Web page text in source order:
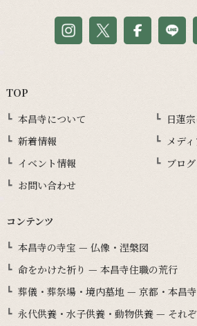
TOP
本昌寺について
日蓮
新着情報
メデ
イベント情報
ブログ
お問い合わせ
コンテンツ
本昌寺の寺宝 — 仏像・涅槃図
命をかけた祈り — 本昌寺住職の荒行
葬儀・葬祭場・境内墓地 — 京都・本昌
永代供養・水子供養・動物供養 — それ